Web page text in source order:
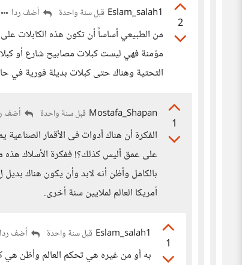
2
Eslam_salah1 قبل سنة واحدة أضف ردا
من الطبيعي أساساً أن تكون هذه الكابلات
مؤمنة فهي ليست كبلات مصابيح شارع أو
التحتية وهناك حتى كبلات بديلة فورية في
1
Mostafa_Shapan قبل سنة واحدة أضف
الفكرة أن هناك أدوات فى الأقمار
أمريكا العالم لملايين سنة أخرى.
1
Eslam_salah1 قبل سنة واحدة أضف ردا
به أو من غيره هي تحكم العالم وأظن